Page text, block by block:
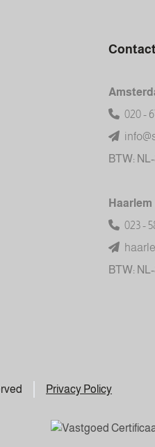
020 -
BTW: NL-
Haarlem
023 -
BTW: NL-
Privacy Policy